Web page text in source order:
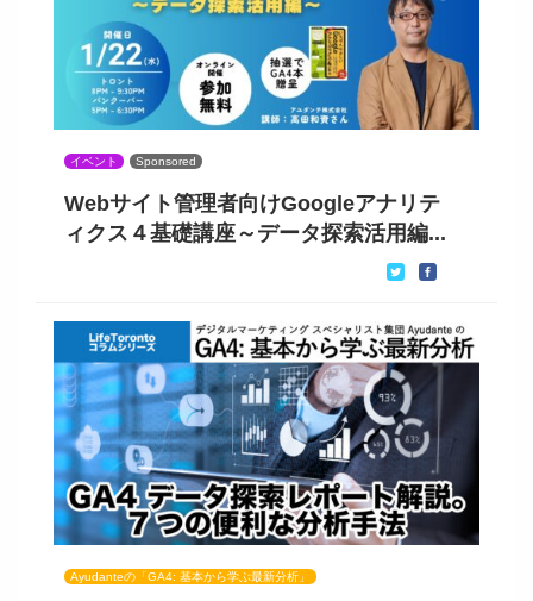
イベント Sponsored
Webサイト管理者向けGoogleアナリテ
ィクス４基礎講座～データ探索活用編...
Ayudanteの「GA4: 基本から学ぶ最新分析」